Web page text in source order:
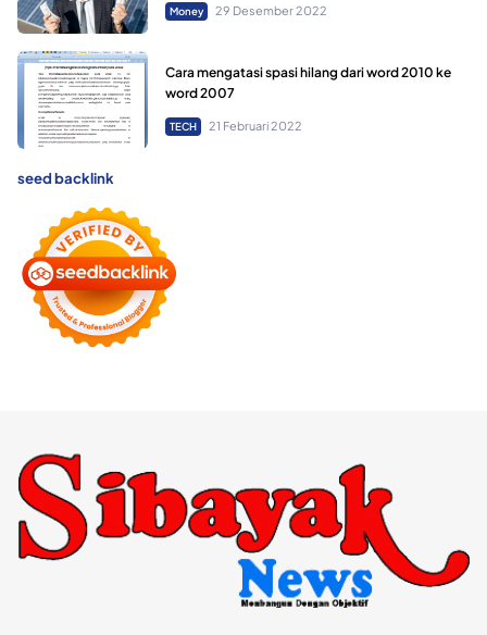
Money 29 Desember 2022
Cara mengatasi spasi hilang dari word 2010 ke
word 2007
TECH 21 Februari 2022
seed backlink